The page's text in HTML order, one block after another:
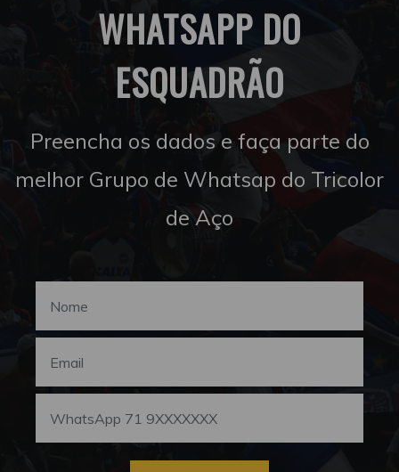
WHATSAPP DO
ESQUADRÃO
Preencha os dados e faça parte do
melhor Grupo de Whatsap do Tricolor
de Aço